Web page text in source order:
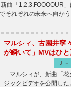
曲「1,2,3,FOOOOUR」
それぞれの未来へ向か
マルシィ、古園井寧
が瞬いて」MVはひ
Ｊ
マルシィが、新曲「花
ジックビデオを公開し